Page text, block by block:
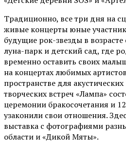
Традиционно, все три дня на
живые концерты юные
будущие рок-звезды в возрасте
луна-парк и детский сад, где
временно оставить своих
на концертах любимых
пространстве для
творческих встреч «Лампа»
церемонии бракосочетания и
узаконили свои отношения.
выставка с фотографиями
области и «Дикой Мяты».